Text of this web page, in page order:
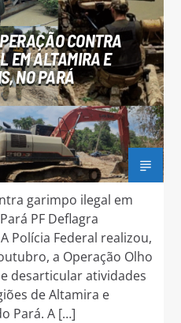
CONTRA
EM ALTAMIRA E
NO PARÁ
garimpo ilegal em
PF Deflagra
Polícia Federal realizou,
a Operação Olho
desarticular atividades
de Altamira e
Pará. A […]